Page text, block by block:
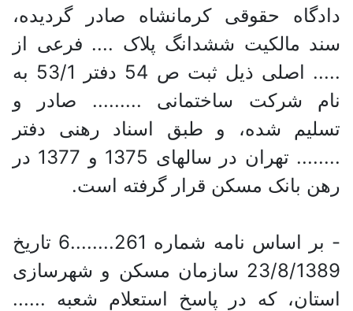
دادگاه حقوقی کرمانشاه صادر گردیده،
سند مالکیت ششدانگ پلاک .... فرعی از
..... اصلی ذیل ثبت ص 54 دفتر 53/1 به
نام شرکت ساختمانی ......... صادر و
تسلیم شده، و طبق اسناد رهنی دفتر
........ تهران در سالهای 1375 و 1377 در
رهن بانک مسکن قرار گرفته است.
- بر اساس نامه شماره 261........6 تاریخ
23/8/1389 سازمان مسکن و شهرسازی
استان، که در پاسخ استعلام شعبه ......